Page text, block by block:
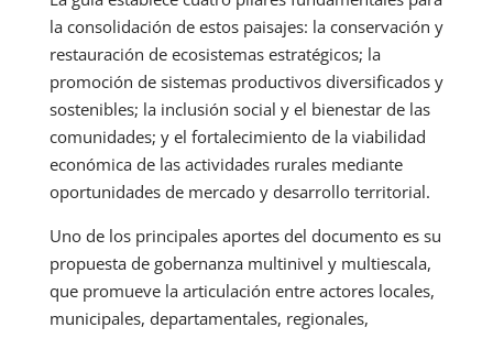
la consolidación de estos paisajes: la conservación y
restauración de ecosistemas estratégicos; la
promoción de sistemas productivos diversificados y
sostenibles; la inclusión social y el bienestar de las
comunidades; y el fortalecimiento de la viabilidad
económica de las actividades rurales mediante
oportunidades de mercado y desarrollo territorial.
Uno de los principales aportes del documento es su
propuesta de gobernanza multinivel y multiescala,
que promueve la articulación entre actores locales,
municipales, departamentales, regionales,